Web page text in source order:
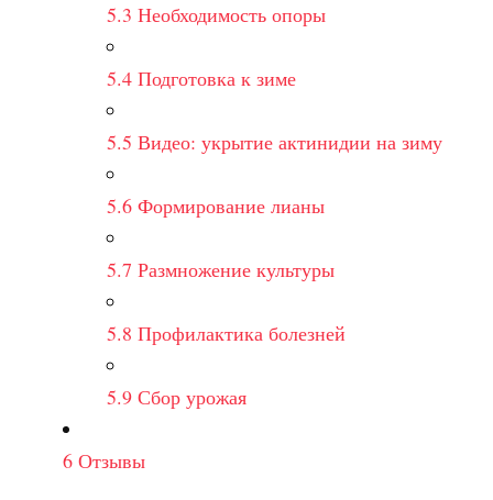
5.3 Необходимость опоры
5.4 Подготовка к зиме
5.5 Видео: укрытие актинидии на зиму
5.6 Формирование лианы
5.7 Размножение культуры
5.8 Профилактика болезней
5.9 Сбор урожая
6 Отзывы